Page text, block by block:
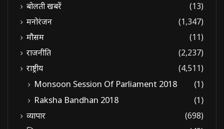
बोलती खबरें
(13)
मनोरंजन
(1,347)
मौसम
(11)
राजनीति
(2,237)
राष्ट्रीय
(4,511)
Monsoon Session Of Parliament 2018
(1)
Raksha Bandhan 2018
(1)
व्यापार
(698)